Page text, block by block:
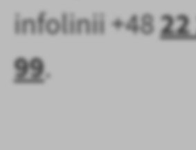
infolinii +48
99.